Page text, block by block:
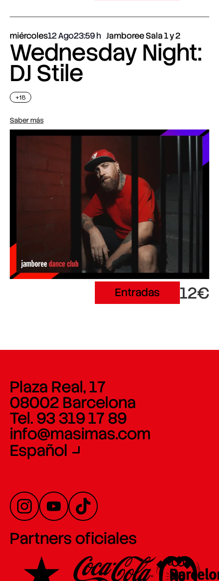
miércoles12 Ago23:59 Jamboree Sala 1 y 2
Wednesday Night:
DJ Stile
+18
Saber más
Entradas 12€
Plaza Real, 17
08002 Barcelona
Tel. 93 319 17 89
info@masimas.com
Español
Partners oficiales